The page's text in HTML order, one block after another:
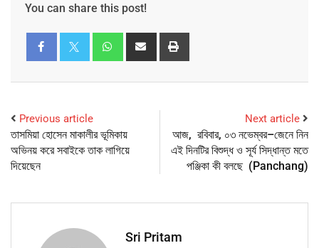
You can share this post!
Previous article
তাসমিয়া হোসেন মাকালীর ভূমিকায়
অভিনয় করে সবাইকে তাক লাগিয়ে
দিয়েছেন
Next article
আজ, রবিবার, ০৩ নভেম্বর–জেনে নিন
এই দিনটির বিশুদ্ধ ও সূর্য সিদ্ধান্ত মতে
পঞ্জিকা কী বলছে (Panchang)
Sri Pritam